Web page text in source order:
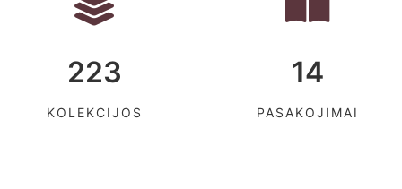
223
KOLEKCIJOS
14
PASAKOJIMAI